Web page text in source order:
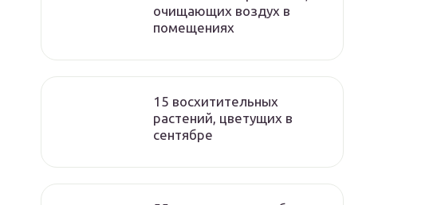
очищающих воздух в
помещениях
15 восхитительных
растений, цветущих в
сентябре